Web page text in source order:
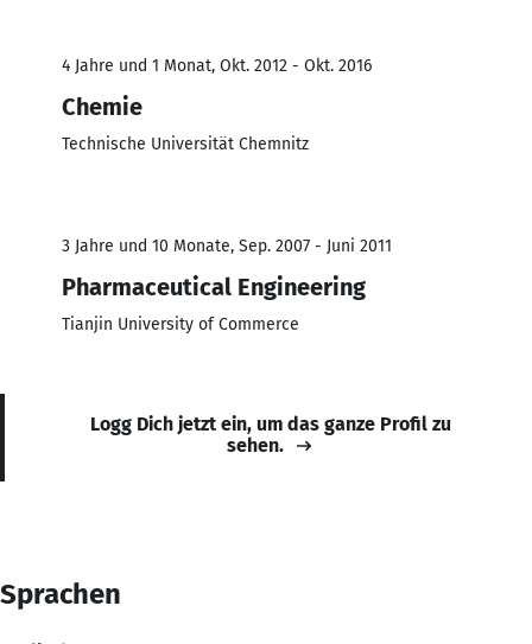
4 Jahre und 1 Monat, Okt. 2012 - Okt. 2016
Chemie
Technische Universität Chemnitz
3 Jahre und 10 Monate, Sep. 2007 - Juni 2011
Pharmaceutical Engineering
Tianjin University of Commerce
Logg Dich jetzt ein, um das ganze Profil zu
sehen.
Sprachen